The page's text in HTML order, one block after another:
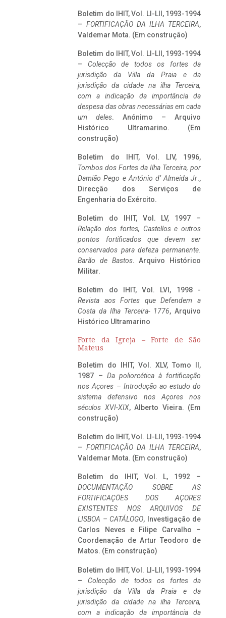
Boletim do IHIT, Vol. LI-LII, 1993-1994
– FORTIFICAÇÃO DA ILHA TERCEIRA,
Valdemar Mota. (Em construção)
Boletim do IHIT, Vol. LI-LII, 1993-1994
– Colecção de todos os fortes da
jurisdição da Villa da Praia e da
jurisdição da cidade na ilha Terceira,
com a indicação da importância da
despesa das obras necessárias em cada
um deles. Anónimo – Arquivo
Histórico Ultramarino. (Em
construção)
Boletim do IHIT, Vol. LIV, 1996,
Tombos dos Fortes da Ilha Terceira, por
Damião Pego e António d’ Almeida Jr.,
Direcção dos Serviços de
Engenharia do Exército.
Boletim do IHIT, Vol. LV, 1997 –
Relação dos fortes, Castellos e outros
pontos fortificados que devem ser
conservados para defeza permanente.
Barão de Bastos. Arquivo Histórico
Militar.
Boletim do IHIT, Vol. LVI, 1998 -
Revista aos Fortes que Defendem a
Costa da Ilha Terceira- 1776, Arquivo
Histórico Ultramarino
Forte da Igreja – Forte de São
Mateus
Boletim do IHIT, Vol. XLV, Tomo II,
1987 – Da poliorcética à fortificação
nos Açores – Introdução ao estudo do
sistema defensivo nos Açores nos
séculos XVI-XIX, Alberto Vieira. (Em
construção)
Boletim do IHIT, Vol. LI-LII, 1993-1994
– FORTIFICAÇÃO DA ILHA TERCEIRA,
Valdemar Mota. (Em construção)
Boletim do IHIT, Vol. L, 1992 –
DOCUMENTAÇÃO SOBRE AS
FORTIFICAÇÕES DOS AÇORES
EXISTENTES NOS ARQUIVOS DE
LISBOA – CATÁLOGO, Investigação de
Carlos Neves e Filipe Carvalho –
Coordenação de Artur Teodoro de
Matos. (Em construção)
Boletim do IHIT, Vol. LI-LII, 1993-1994
– Colecção de todos os fortes da
jurisdição da Villa da Praia e da
jurisdição da cidade na ilha Terceira,
com a indicação da importância da